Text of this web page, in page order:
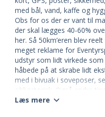
med bål, vand, kaffe og
Obs for os der er vant til
der skal lægges 40-60%
her. Så 50km’eren blev
meget reklame for
udstyr som lidt virkede
håbede på at skrabe lidt
med i bivuak i soveposer,
obligatorisk. Også andre
som virkede lidt overkill…
Læs mere